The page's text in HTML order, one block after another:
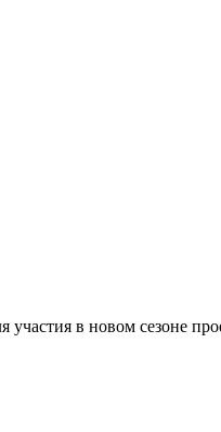
участия в новом сезоне